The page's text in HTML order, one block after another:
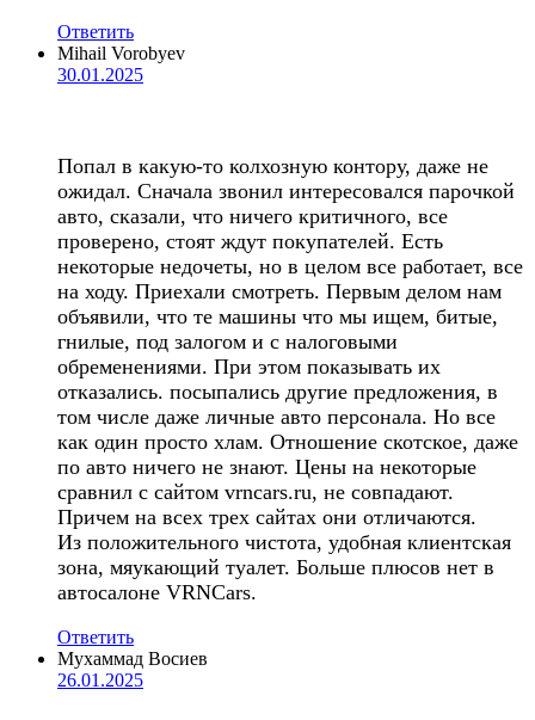
Ответить
Mihail Vorobyev
30.01.2025
Попал в какую-то колхозную контору, даже не
ожидал. Сначала звонил интересовался парочкой
авто, сказали, что ничего критичного, все
проверено, стоят ждут покупателей. Есть
некоторые недочеты, но в целом все работает, все
на ходу. Приехали смотреть. Первым делом нам
объявили, что те машины что мы ищем, битые,
гнилые, под залогом и с налоговыми
обременениями. При этом показывать их
отказались. посыпались другие предложения, в
том числе даже личные авто персонала. Но все
как один просто хлам. Отношение скотское, даже
по авто ничего не знают. Цены на некоторые
сравнил с сайтом vrncars.ru, не совпадают.
Причем на всех трех сайтах они отличаются.
Из положительного чистота, удобная клиентская
зона, мяукающий туалет. Больше плюсов нет в
автосалоне VRNCars.
Ответить
Mухаммад Восиев
26.01.2025